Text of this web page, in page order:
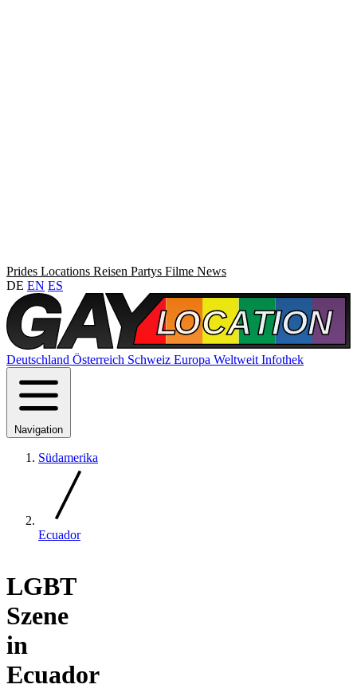
Prides Locations Reisen Partys Filme News
DE EN ES
Deutschland Österreich Schweiz Europa Weltweit Infothek
Navigation
Südamerika
Ecuador
LGBT
Szene
in
Ecuador